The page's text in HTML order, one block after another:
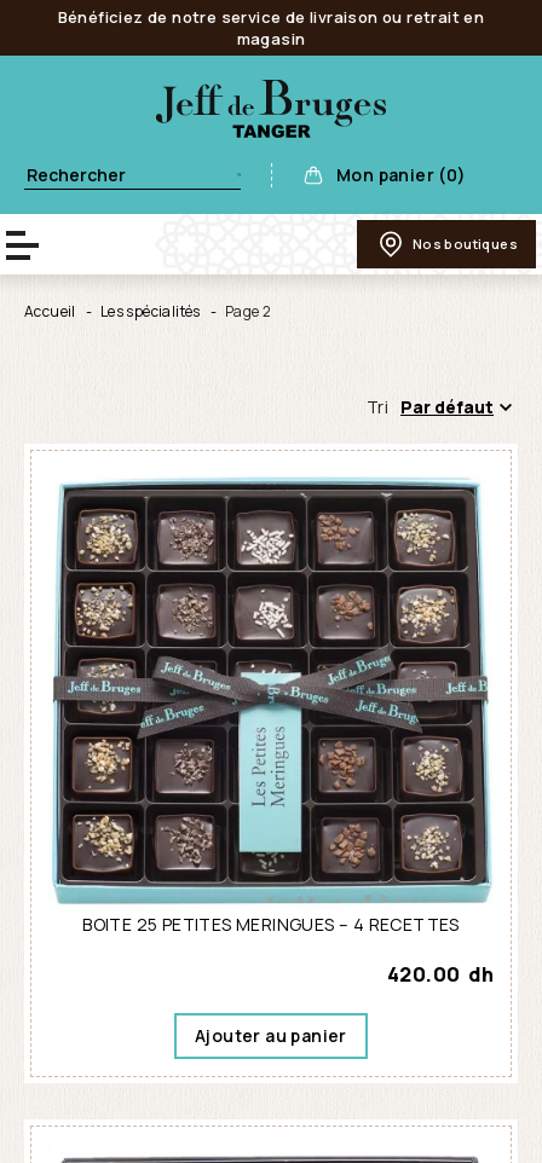
Bénéficiez de notre service de livraison ou retrait en
magasin
Mon panier (0)
Nos boutiques
Accueil Les spécialités Page 2
Tri Par défaut
BOITE 25 PETITES MERINGUES – 4 RECETTES
420.00 dh
Ajouter au panier